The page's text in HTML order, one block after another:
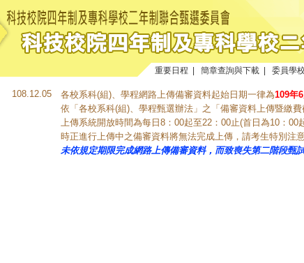
重要日程 簡章查詢與下載 委員學
108.12.05 各校系科(組)、學程網路上傳備審資料起始日期一律為109年
依「各校系科(組)、學程甄選辦法」之「備審資料上傳暨繳費
上傳系統開放時間為每日8：00起至22：00止(首日為10：00
時正進行上傳中之備審資料將無法完成上傳，請考生特別注
未依規定期限完成網路上傳備審資料，而致喪失第二階段甄